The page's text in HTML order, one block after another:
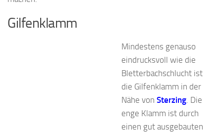
Gilfenklamm
Mindestens genauso
eindrucksvoll wie die
Bletterbachschlucht ist
die Gilfenklamm in der
Nähe von Sterzing . Die
enge Klamm ist durch
einen gut ausgebauten